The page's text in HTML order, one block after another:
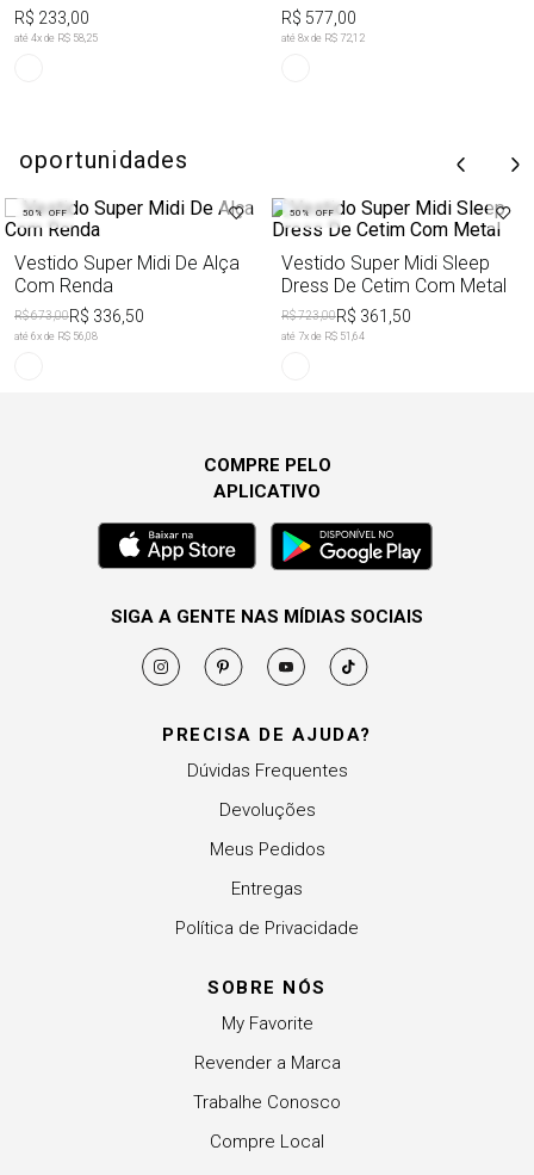
R$ 233,00
até 4x de R$ 58,25
R$ 577,00
até 8x de R$ 72,12
oportunidades
50% OFF
Vestido Super Midi De Alça
Com Renda
R$ 673,00R$ 336,50
até 6x de R$ 56,08
50% OFF
Vestido Super Midi Sleep
Dress De Cetim Com Metal
R$ 723,00R$ 361,50
até 7x de R$ 51,64
PRECISA DE AJUDA?
Dúvidas Frequentes
Devoluções
Meus Pedidos
Entregas
Política de Privacidade
SOBRE NÓS
My Favorite
Revender a Marca
Trabalhe Conosco
Compre Local
COMPRE PELO
APLICATIVO
SIGA A GENTE NAS MÍDIAS SOCIAIS